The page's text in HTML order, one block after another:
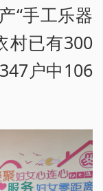
“手工乐器
村已有300
户中106